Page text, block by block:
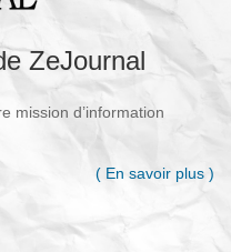
ZeJournal
mission d’information
( En savoir plus )